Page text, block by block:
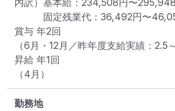
内訳）基本給：234,508円〜
固定残業代：36,492円〜46,052
賞与 年2回
（6月・12月／昨年度支給実績：2.5
昇給 年1回
（4月）
勤務地